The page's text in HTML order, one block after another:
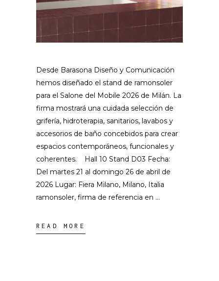
Desde Barasona Diseño y Comunicación
hemos diseñado el stand de ramonsoler
para el Salone del Mobile 2026 de Milán. La
firma mostrará una cuidada selección de
grifería, hidroterapia, sanitarios, lavabos y
accesorios de baño concebidos para crear
espacios contemporáneos, funcionales y
coherentes. Hall 10 Stand D03 Fecha:
Del martes 21 al domingo 26 de abril de
2026 Lugar: Fiera Milano, Milano, Italia
ramonsoler, firma de referencia en
READ MORE